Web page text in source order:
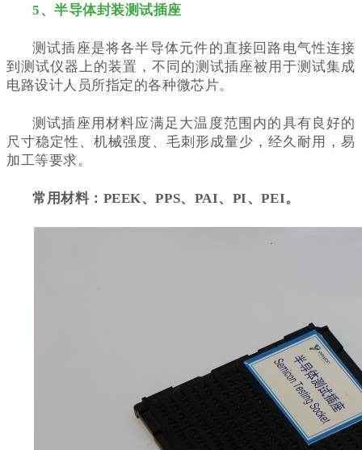
5、半导体封装测试插座
测试插座是将各半导体元件的直接回路电气性连接
到测试仪器上的装置，不同的测试插座被用于测试集成
电路设计人员所指定的各种微芯片。
测试插座用材料应满足大温度范围内的具有良好的
尺寸稳定性、机械强度、毛刺形成量少，经久耐用，易
加工等要求。
常用材料：PEEK、PPS、PAI、PI、PEI。